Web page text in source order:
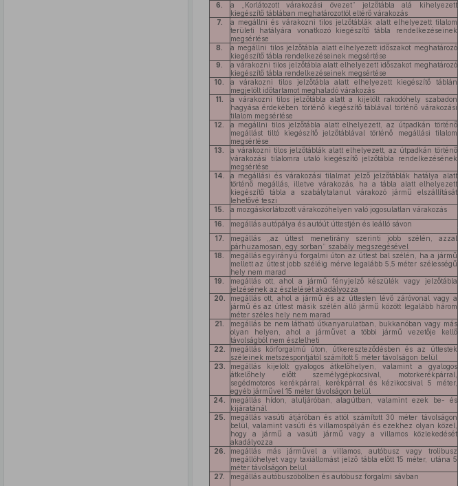
6.
a „Korlátozott várakozási övezet” jelzőtábla alá kihelyezett
kiegészítő táblában meghatározottól eltérő várakozás
7.
a megállni és várakozni tilos jelzőtáblák alatt elhelyezett tilalom
területi hatályára vonatkozó kiegészítő tábla rendelkezéseinek
megsértése
8.
a megállni tilos jelzőtábla alatt elhelyezett időszakot meghatározó
kiegészítő tábla rendelkezéseinek megsértése
9.
a várakozni tilos jelzőtábla alatt elhelyezett időszakot meghatározó
kiegészítő tábla rendelkezéseinek megsértése
10.
a várakozni tilos jelzőtábla alatt elhelyezett kiegészítő táblán
megjelölt időtartamot meghaladó várakozás
11.
a várakozni tilos jelzőtábla alatt a kijelölt rakodóhely szabadon
hagyása érdekében történő kiegészítő táblával történő várakozási
tilalom megsértése
12.
a megállni tilos jelzőtábla alatt elhelyezett, az útpadkán történő
megállást tiltó kiegészítő jelzőtáblával történő megállási tilalom
megsértése
13.
a várakozni tilos jelzőtáblák alatt elhelyezett, az útpadkán történő
várakozási tilalomra utaló kiegészítő jelzőtábla rendelkezésének
megsértése
14.
a megállási és várakozási tilalmat jelző jelzőtáblák hatálya alatt
történő megállás, illetve várakozás, ha a tábla alatt elhelyezett
kiegészítő tábla a szabálytalanul várakozó jármű elszállítását
lehetővé teszi
15. a mozgáskorlátozott várakozóhelyen való jogosulatlan várakozás
16.
megállás autópálya és autóút úttestjén és leálló sávon
17.
megállás „az úttest menetirány szerinti jobb szélén, azzal
párhuzamosan, egy sorban” szabály megszegésével
18.
megállás egyirányú forgalmi úton az úttest bal szélén, ha a jármű
mellett az úttest jobb széléig mérve legalább 5,5 méter szélességű
hely nem marad
19.
megállás ott, ahol a jármű fényjelző készülék vagy jelzőtábla
jelzésének az észlelését akadályozza
20.
megállás ott, ahol a jármű és az úttesten lévő záróvonal vagy a
jármű és az úttest másik szélén álló jármű között legalább három
méter széles hely nem marad
21.
megállás be nem látható útkanyarulatban, bukkanóban vagy más
olyan helyen, ahol a járművet a többi jármű vezetője kellő
távolságból nem észlelheti
22.
megállás körforgalmú úton, útkereszteződésben és az úttestek
széleinek metszéspontjától számított 5 méter távolságon belül
23.
megállás kijelölt gyalogos átkelőhelyen, valamint a gyalogos
átkelőhely előtt személygépkocsival, motorkerékpárral,
segédmotoros kerékpárral, kerékpárral és kézikocsival 5 méter,
egyéb járművel 15 méter távolságon belül
24.
megállás hídon, aluljáróban, alagútban, valamint ezek be- és
kijáratánál
25.
megállás vasúti átjáróban és attól számított 30 méter távolságon
belül, valamint vasúti és villamospályán és ezekhez olyan közel,
hogy a jármű a vasúti jármű vagy a villamos közlekedését
akadályozza
26.
megállás más járművel a villamos, autóbusz vagy trolibusz
megállóhelyet vagy taxiállomást jelző tábla előtt 15 méter, utána 5
méter távolságon belül
27. megállás autóbuszöbölben és autóbusz forgalmi sávban